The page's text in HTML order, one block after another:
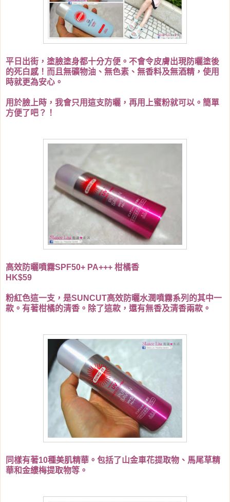
平日出街，塗臉塗身都十分方便。不會令皮膚出現防曬塗後
的死白感！而且無礦物油、無色素、無香料及無酒精，使用
時就更為安心。
用於臉上時，我會只用這支防曬，再用上蜜粉就可以。簡單
方便了吧？！
高效防曬噴霧SPF50+ PA+++ 柑橘香
HK$59
粉紅色這一支，是SUNCUT高效防曬水潤噴霧系列的其中一
款。有著柑橘的清香。除了這款，還有無香及清香兩款。
同樣有著10種美肌精華。包括了山金車花提取物、馬尾草精
華和金縷梅提取物等。